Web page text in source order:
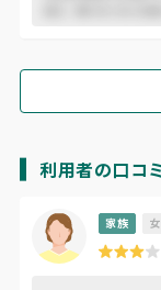
利用者の口コミ
家族